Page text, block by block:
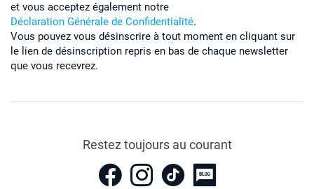
et vous acceptez également notre
Déclaration Générale de Confidentialité.
Vous pouvez vous désinscrire à tout moment en cliquant sur
le lien de désinscription repris en bas de chaque newsletter
que vous recevrez.
Restez toujours au courant